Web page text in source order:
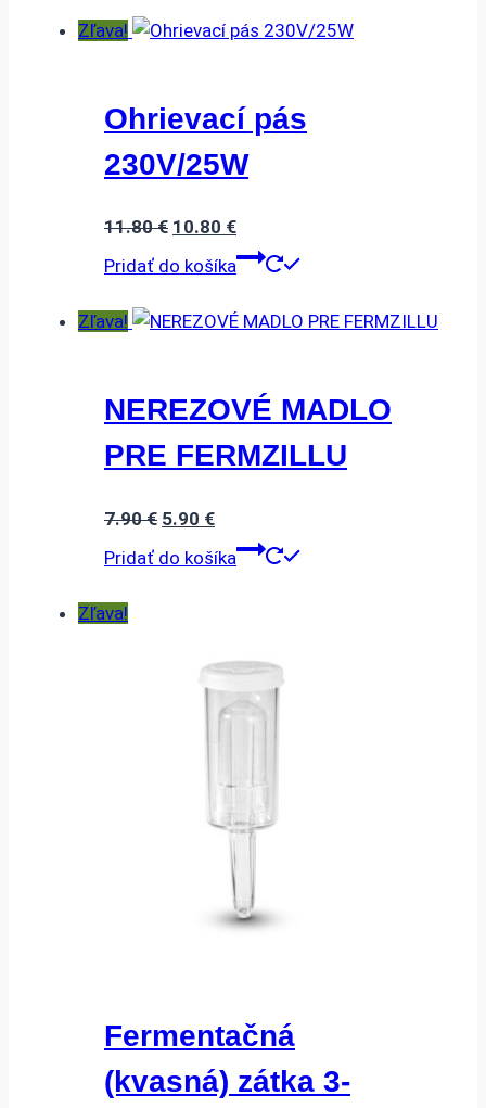
58.90 €.44.90 €.
Zľava!
Ohrievací pás
230V/25W
11.80€ Pôvodná
cena
11.80 €.
10.80 €Aktuálna
cena
10.80 €.
Pridať do košíka
Zľava!
NEREZOVÉ MADLO
PRE FERMZILLU
7.90€ Pôvodná
cena
5.90 €Aktuálna
cena
Pridať do košíka
Zľava!
Fermentačná
(kvasná) zátka 3-